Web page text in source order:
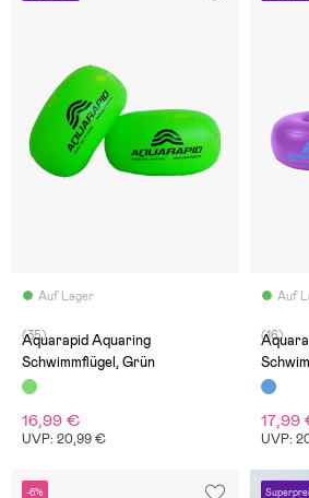
Auf Lager
(35)
Aquarapid Aquaring
Schwimmflügel, Grün
16,99 €
UVP: 20,99 €
Auf
(16)
17,99
UVP:
-6%